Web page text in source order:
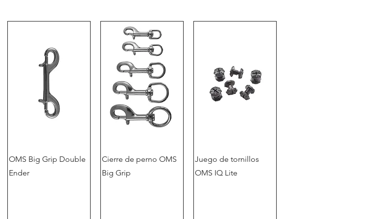
OMS Big Grip Double
Ender
Cierre de perno OMS
Big Grip
Juego de tornillos
OMS IQ Lite